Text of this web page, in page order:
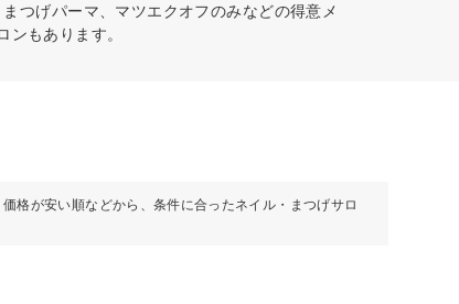
つげパーマ、マツエクオフのみなどの得意メ
もあります。
格が安い順などから、条件に合ったネイル・まつげサロ